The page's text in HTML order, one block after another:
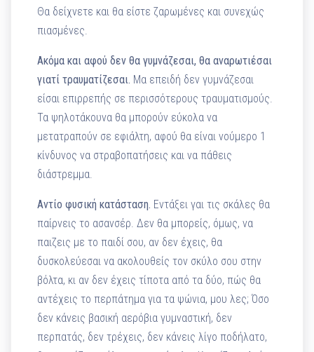
Θα δείχνετε και θα είστε ζαρωμένες και συνεχώς
πιασμένες.
Ακόμα και αφού δεν θα γυμνάζεσαι, θα αναρωτιέσαι
γιατί τραυματίζεσαι. Μα επειδή δεν γυμνάζεσαι
είσαι επιρρεπής σε περισσότερους τραυματισμούς.
Τα ψηλοτάκουνα θα μπορούν εύκολα να
μετατραπούν σε εφιάλτη, αφού θα είναι νούμερο 1
κίνδυνος να στραβοπατήσεις και να πάθεις
διάστρεμμα.
Αντίο φυσική κατάσταση. Εντάξει γαι τις σκάλες θα
παίρνεις το ασανσέρ. Δεν θα μπορείς, όμως, να
παιζεις με το παιδί σου, αν δεν έχεις, θα
δυσκολεύεσαι να ακολουθείς τον σκύλο σου στην
βόλτα, κι αν δεν έχεις τίποτα από τα δύο, πώς θα
αντέχεις το περπάτημα για τα ψώνια, μου λες; Όσο
δεν κάνεις βασική αερόβια γυμναστική, δεν
περπατάς, δεν τρέχεις, δεν κάνεις λίγο ποδήλατο,